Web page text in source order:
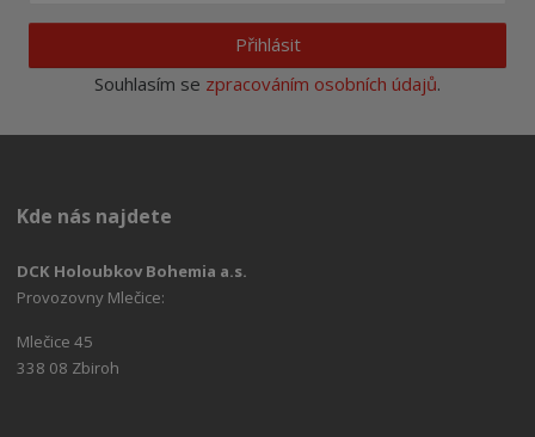
Přihlásit
Souhlasím se zpracováním osobních údajů.
Kde nás najdete
DCK Holoubkov Bohemia a.s.
Provozovny Mlečice:
Mlečice 45
338 08 Zbiroh